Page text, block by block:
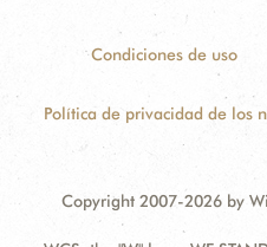
Condiciones de uso
Política de privacidad de los
Copyright 2007-2026 by